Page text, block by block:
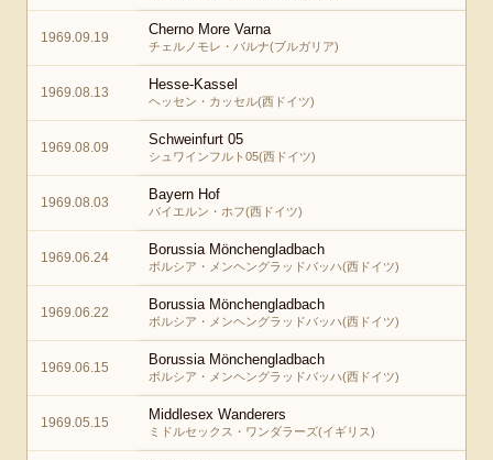
1969.09.19 Cherno More Varna
チェルノモレ・バルナ(ブルガリア)
1969.08.13 Hesse-Kassel
ヘッセン・カッセル(西ドイツ)
1969.08.09 Schweinfurt 05
シュワインフルト05(西ドイツ)
1969.08.03 Bayern Hof
バイエルン・ホフ(西ドイツ)
1969.06.24 Borussia Mönchengladbach
ボルシア・メンヘングラッドバッハ(西ドイツ)
1969.06.22 Borussia Mönchengladbach
ボルシア・メンヘングラッドバッハ(西ドイツ)
1969.06.15 Borussia Mönchengladbach
ボルシア・メンヘングラッドバッハ(西ドイツ)
1969.05.15 Middlesex Wanderers
ミドルセックス・ワンダラーズ(イギリス)